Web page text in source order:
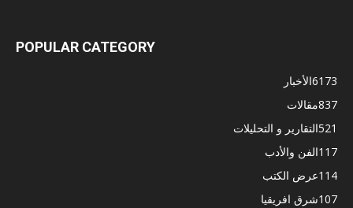
POPULAR CATEGORY
الأخبار6173
مقالات837
التقارير و التحليلات521
الفن والأدب117
عرض الكتب114
شرق افريقيا107